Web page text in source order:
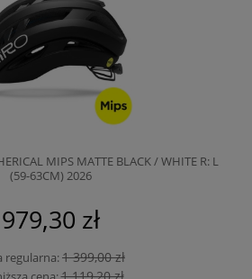
MIPS MATTE BLACK / WHITE R: L
(59-63CM) 2026
979,30 zł
regularna:1 399,00 zł
1 119,20 zł